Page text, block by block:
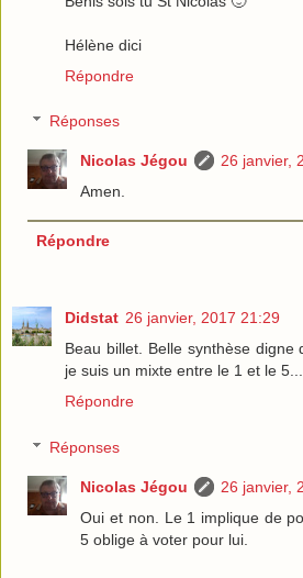
Hélène dici
Répondre
Réponses
Nicolas Jégou
26 janvier,
Amen.
Répondre
Didstat 26 janvier, 2017 21:29
Beau billet. Belle synthèse digne
je suis un mixte entre le 1 et le
Répondre
Réponses
Nicolas Jégou
26 janvier,
Oui et non. Le 1 implique de
5 oblige à voter pour lui.